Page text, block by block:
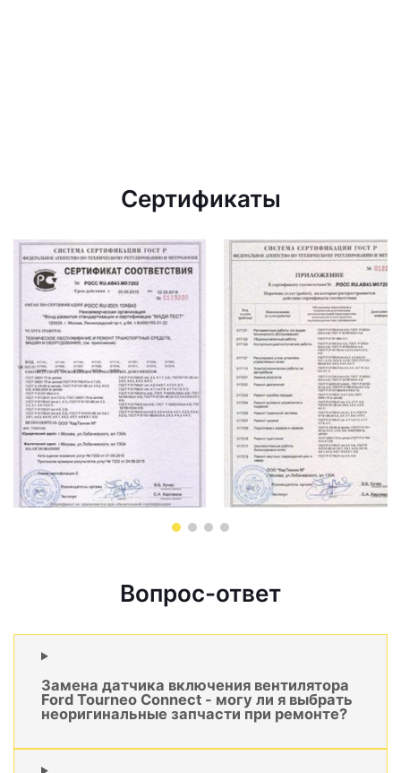
Сертификаты
Вопрос-ответ
Замена датчика включения вентилятора
Ford Tourneo Connect - могу ли я выбрать
неоригинальные запчасти при ремонте?